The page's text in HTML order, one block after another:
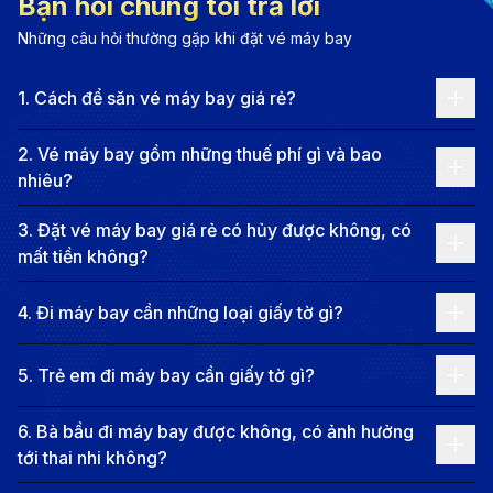
đại.
Không thể không nhắc đến ẩm thực Hà Nội – một
trong những yếu tố tạo nên bản sắc riêng. Từ phở,
bún chả, bánh cuốn đến cà phê trứng, mỗi món ăn
đều chứa đựng tinh hoa ẩm thực Bắc Bộ. Bên cạnh
đó, Hà Nội còn là điểm đến lý tưởng để khám phá các
lễ hội truyền thống, nghệ thuật dân gian và nét sống
sinh hoạt đặc trưng của người Tràng An xưa.
Những câu hỏi thường gặp khi đặt vé máy bay
1. Cách để săn vé máy bay giá rẻ?
2. Vé máy bay gồm những thuế phí gì và bao
nhiêu?
3. Đặt vé máy bay giá rẻ có hủy được không, có
mất tiền không?
4. Đi máy bay cần những loại giấy tờ gì?
5. Trẻ em đi máy bay cần giấy tờ gì?
6. Bà bầu đi máy bay được không, có ảnh hưởng
tới thai nhi không?